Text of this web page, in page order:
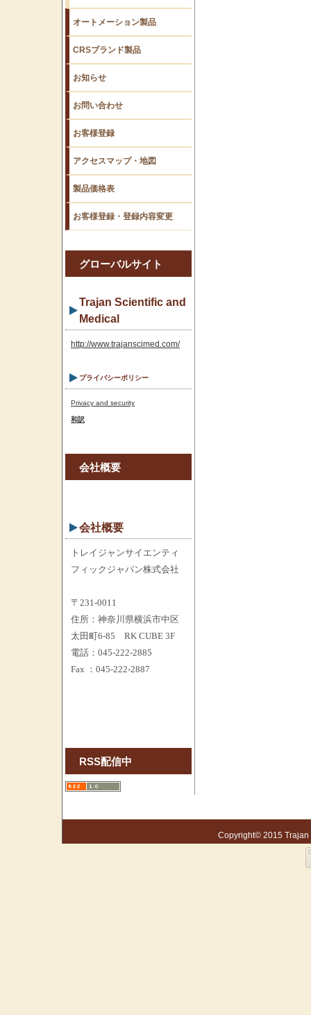
オートメーション製品
CRSブランド製品
お知らせ
お問い合わせ
お客様登録
アクセスマップ・地図
製品価格表
お客様登録・登録内容変更
グローバルサイト
Trajan Scientific and
Medical
http://www.trajanscimed.com/
プライバシーポリシー
Privacy and security
和訳
会社概要
会社概要
トレイジャンサイエンティ
フィックジャパン株式会社
〒231-0011
住所：神奈川県横浜市中区
太田町6-85 RK CUBE 3F
電話：045-222-2885
Fax ：045-222-2887
RSS配信中
Copyright© 2015 Trajan